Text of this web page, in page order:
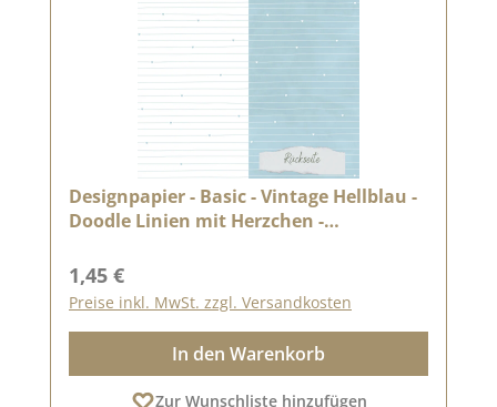
Designpapier - Basic - Vintage Hellblau -
Doodle Linien mit Herzchen -
Regulärer Preis:
1,45 €
Preise inkl. MwSt. zzgl. Versandkosten
In den Warenkorb
Zur Wunschliste hinzufügen